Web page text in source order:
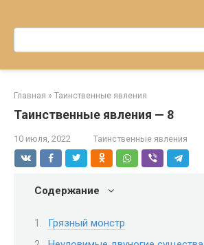
Поиск:
Главная » Таинственные явления
Таинственные явления — 8
10 июля, 2022 Таинственные явления
Содержание
Грязный монстр